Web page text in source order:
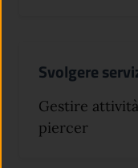
Svolgere
Gestire
piercer